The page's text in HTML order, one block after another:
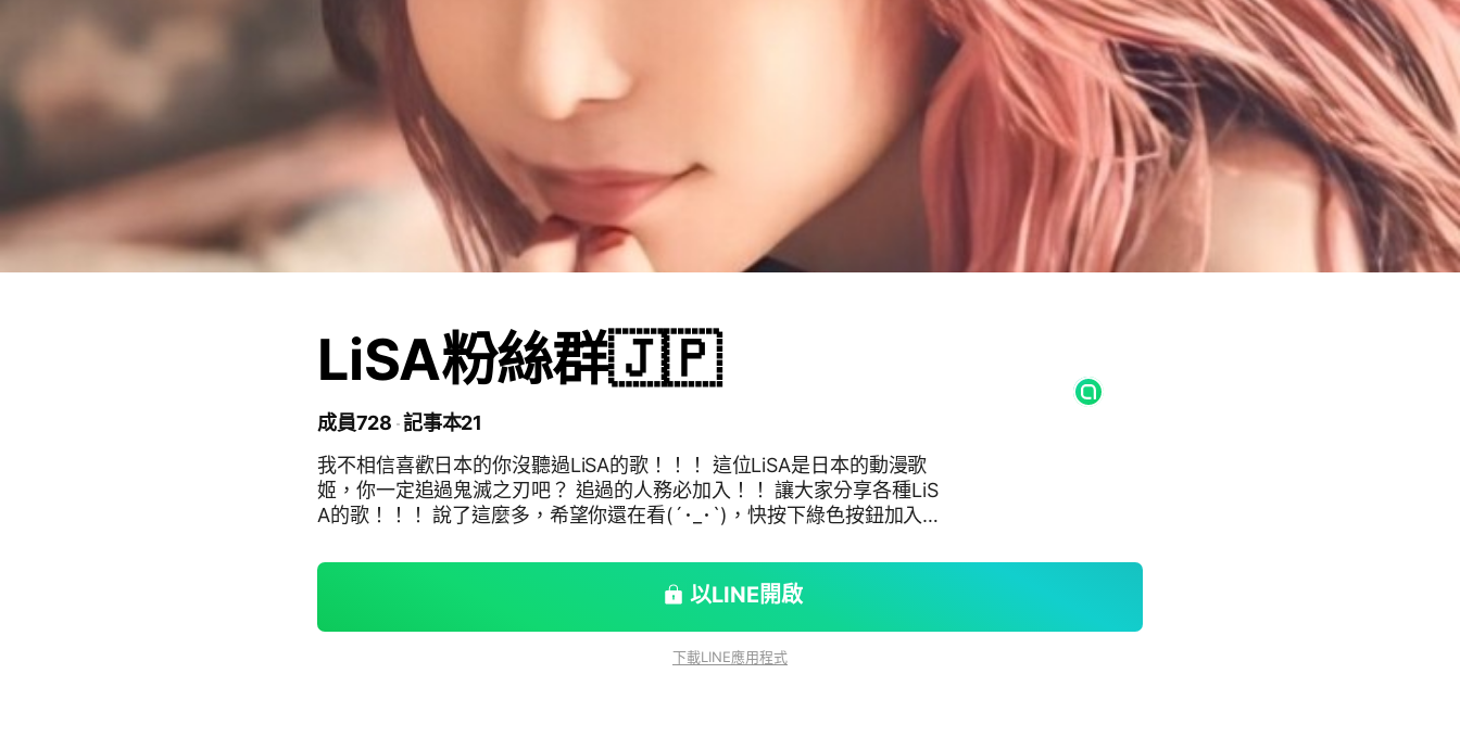
LiSA粉絲群🇯🇵
成員728 記事本21
我不相信喜歡日本的你沒聽過LiSA的歌！！！ 這位LiSA是日本的動漫歌
姬，你一定追過鬼滅之刃吧？ 追過的人務必加入！！ 讓大家分享各種LiS
A的歌！！！ 說了這麼多，希望你還在看(´･_･`)，快按下綠色按鈕加入
以LINE開啟
下載LINE應用程式